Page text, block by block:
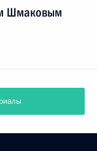
правления